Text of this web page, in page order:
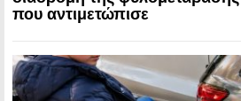
που αντιμετώπισε